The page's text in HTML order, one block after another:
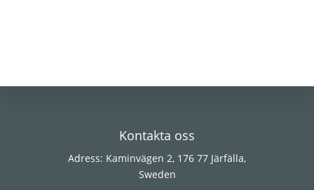
Kontakta oss
Adress: Kaminvägen 2, 176 77 Järfälla,
Sweden